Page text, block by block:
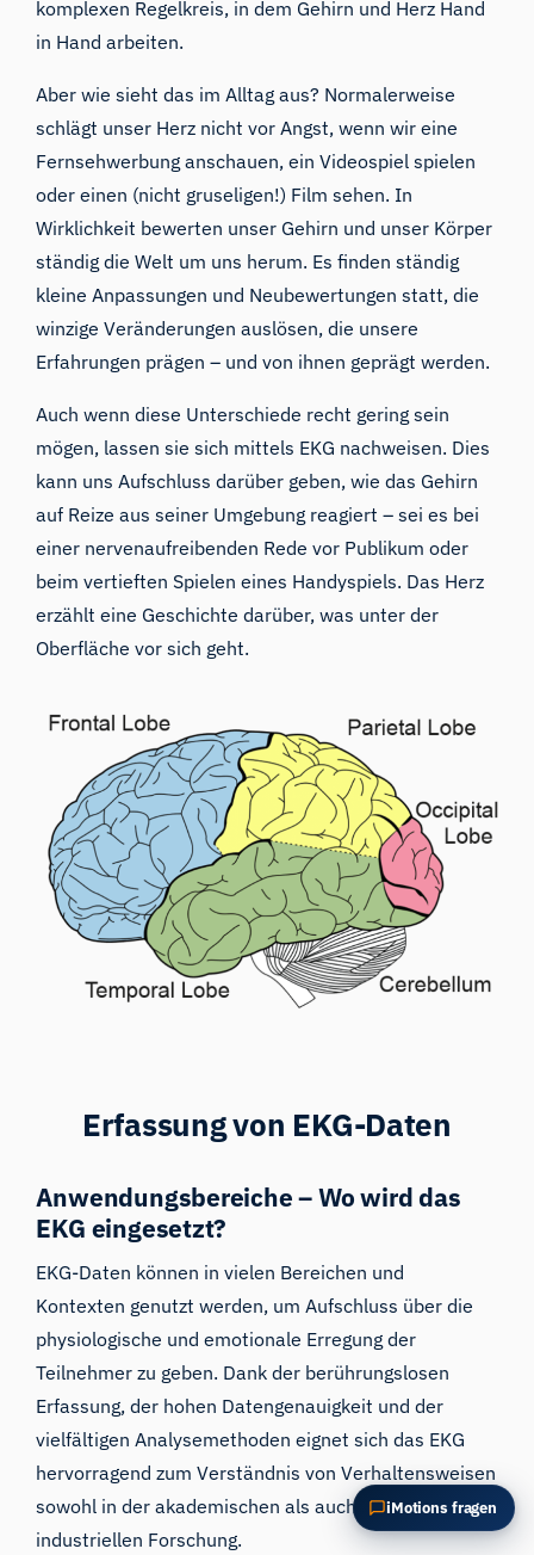
komplexen Regelkreis, in dem Gehirn und Herz Hand
in Hand arbeiten.
Aber wie sieht das im Alltag aus? Normalerweise
schlägt unser Herz nicht vor Angst, wenn wir eine
Fernsehwerbung anschauen, ein Videospiel spielen
oder einen (nicht gruseligen!) Film sehen. In
Wirklichkeit bewerten unser Gehirn und unser Körper
ständig die Welt um uns herum. Es finden ständig
kleine Anpassungen und Neubewertungen statt, die
winzige Veränderungen auslösen, die unsere
Erfahrungen prägen – und von ihnen geprägt werden.
Auch wenn diese Unterschiede recht gering sein
mögen, lassen sie sich mittels EKG nachweisen. Dies
kann uns Aufschluss darüber geben, wie das Gehirn
auf Reize aus seiner Umgebung reagiert – sei es bei
einer nervenaufreibenden Rede vor Publikum oder
beim vertieften Spielen eines Handyspiels. Das Herz
erzählt eine Geschichte darüber, was unter der
Oberfläche vor sich geht.
Erfassung von EKG-Daten
Anwendungsbereiche – Wo wird das
EKG eingesetzt?
EKG-Daten können in vielen Bereichen und
Kontexten genutzt werden, um Aufschluss über die
physiologische und emotionale Erregung der
Teilnehmer zu geben. Dank der berührungslosen
Erfassung, der hohen Datengenauigkeit und der
vielfältigen Analysemethoden eignet sich das EKG
hervorragend zum Verständnis von Verhaltensweisen
sowohl in der akademischen als auch in der
industriellen Forschung.
iMotions fragen
iMotions Forschungsassistent
Fragen Sie nach Forschungsmethoden,
Produkten, Sensoren, SDKs, Ressourcen oder
beschreiben Sie, was Sie untersuchen möchten.
Ich schlage nützliche nächste Fragen vor, basierend
auf dem, was Sie fragen.